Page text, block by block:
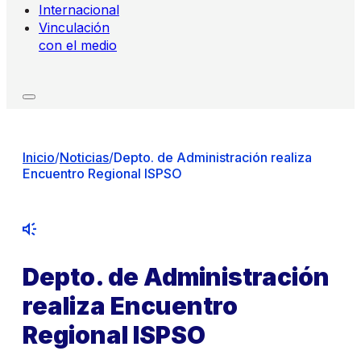
Internacional
Vinculación
con el medio
Inicio/Noticias/Depto. de Administración realiza
Encuentro Regional ISPSO
Depto. de Administración
realiza Encuentro
Regional ISPSO